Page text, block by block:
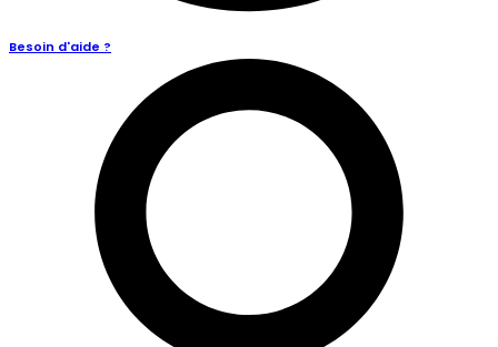
Besoin d'aide ?